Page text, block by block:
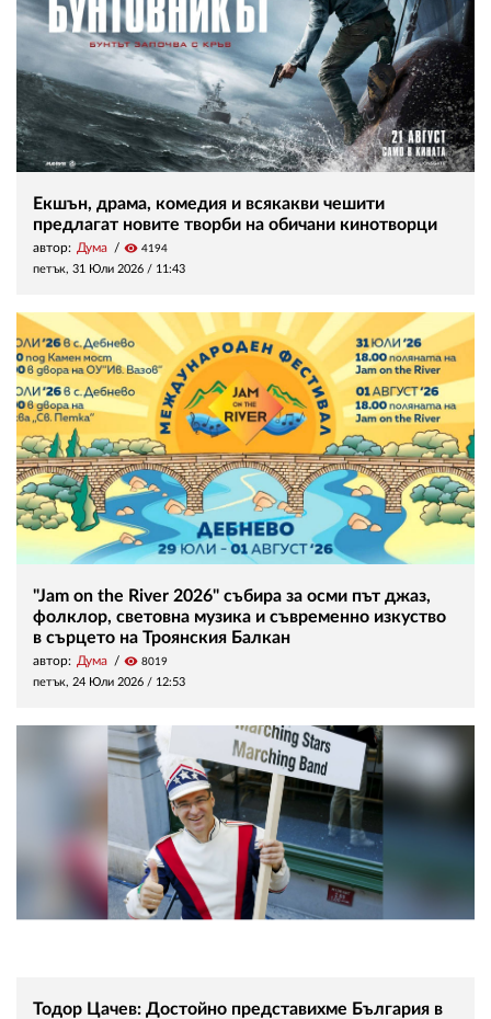
Екшън, драма, комедия и всякакви чешити
предлагат новите творби на обичани кинотворци
автор: Дума visibility 4194
петък, 31 Юли 2026 / 11:43
"Jam on the River 2026" събира за осми път джаз,
фолклор, световна музика и съвременно изкуство
в сърцето на Троянския Балкан
автор: Дума visibility 8019
петък, 24 Юли 2026 / 12:53
Тодор Цачев: Достойно представихме България в